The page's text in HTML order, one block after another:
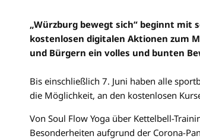
„Würzburg bewegt sich“ beginnt mit
kostenlosen digitalen Aktionen zum
und Bürgern ein volles und bunten
Bis einschließlich 7. Juni haben alle
die Möglichkeit, an den kostenlosen
Von Soul Flow Yoga über Kettelbell-
Besonderheiten aufgrund der Corona-